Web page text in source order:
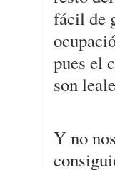
fácil de
pues el
son
Y no